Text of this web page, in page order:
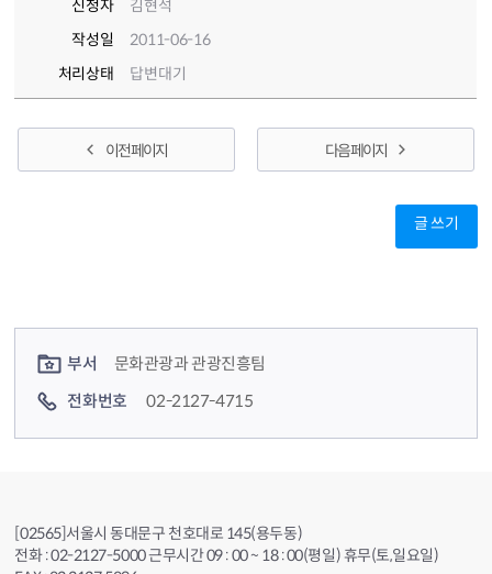
신청자
김현석
작성일
2011-06-16
처리상태
답변대기
이전 페이지 다음 페이지
글 쓰기
부서
문화관광과 관광진흥팀
전화번호
02-2127-4715
[02565]서울시 동대문구 천호대로 145(용두동)
전화 : 02-2127-5000 근무시간 09 : 00 ~ 18 : 00(평일) 휴무(토,일요일)